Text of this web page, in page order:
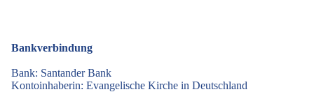
Bankverbindung
Bank: Santander Bank
Kontoinhaberin: Evangelische Kirche in Deutschland